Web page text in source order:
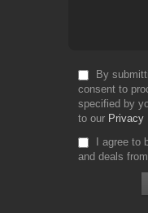
By
consent to
specified by
to our Privacy
I agree to
and deals